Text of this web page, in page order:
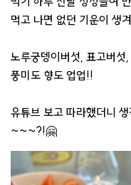
먹고 나면 없던 기운이 생
노루궁뎅이버섯, 표고버섯
풍미도 향도 업업!!
유튜브 보고 따라했더니
~~~?!🤗